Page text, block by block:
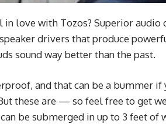
in love with Tozos? Superior audio
drivers that produce
sound way better than the past.
and that can be a bummer if
these are — so feel free to get
be submerged in up to 3 feet of